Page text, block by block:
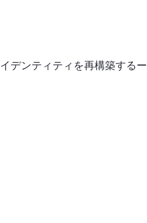
デンティティを再構築するー